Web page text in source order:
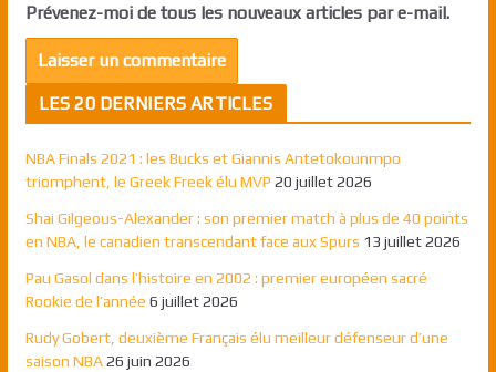
Prévenez-moi de tous les nouveaux articles par e-mail.
LES 20 DERNIERS ARTICLES
NBA Finals 2021 : les Bucks et Giannis Antetokounmpo
triomphent, le Greek Freek élu MVP 20 juillet 2026
Shai Gilgeous-Alexander : son premier match à plus de 40 points
en NBA, le canadien transcendant face aux Spurs 13 juillet 2026
Pau Gasol dans l’histoire en 2002 : premier européen sacré
Rookie de l’année 6 juillet 2026
Rudy Gobert, deuxième Français élu meilleur défenseur d’une
saison NBA 26 juin 2026